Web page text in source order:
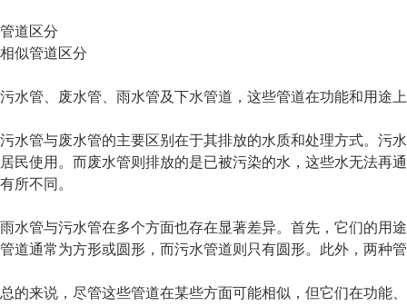
管道区分
相似管道区分
污水管、废水管、雨水管及下水管道，这些管道在功能和用途
污水管与废水管的主要区别在于其排放的水质和处理方式。污
居民使用。而废水管则排放的是已被污染的水，这些水无法再
有所不同。
雨水管与污水管在多个方面也存在显著差异。首先，它们的用
管道通常为方形或圆形，而污水管道则只有圆形。此外，两种
总的来说，尽管这些管道在某些方面可能相似，但它们在功能